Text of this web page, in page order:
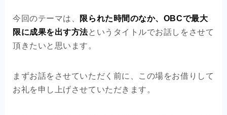
今回のテーマは、 限られた時間のなか、OBCで最大
限に成果を出す方法というタイトルでお話しをさせて
頂きたいと思います。
まずお話をさせていただく前に、この場をお借りして
お礼を申し上げさせていただきます。